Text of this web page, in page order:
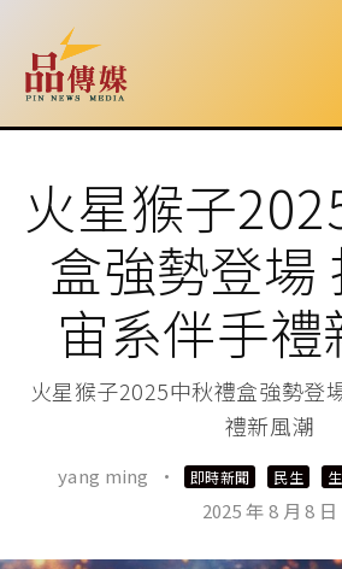
火星猴子
盒強勢登場
宙系伴手禮
火星猴子2025中秋禮盒強勢登
禮新風潮
yang ming · 即時新聞 民生
2025 年 8 月 8 日